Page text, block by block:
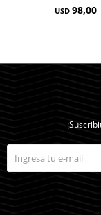
USD 98,00